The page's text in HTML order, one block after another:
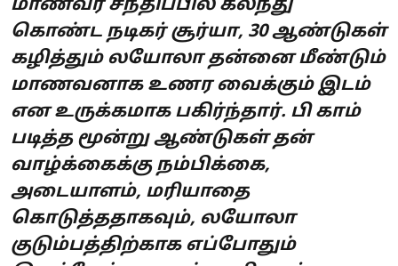
மாணவர் சந்திப்பில் கலந்து
கொண்ட நடிகர் சூர்யா, 30 ஆண்டுகள்
கழித்தும் லயோலா தன்னை மீண்டும்
மாணவனாக உணர வைக்கும் இடம்
என உருக்கமாக பகிர்ந்தார். பி காம்
படித்த மூன்று ஆண்டுகள் தன்
வாழ்க்கைக்கு நம்பிக்கை,
அடையாளம், மரியாதை
கொடுத்ததாகவும், லயோலா
குடும்பத்திற்காக எப்போதும்